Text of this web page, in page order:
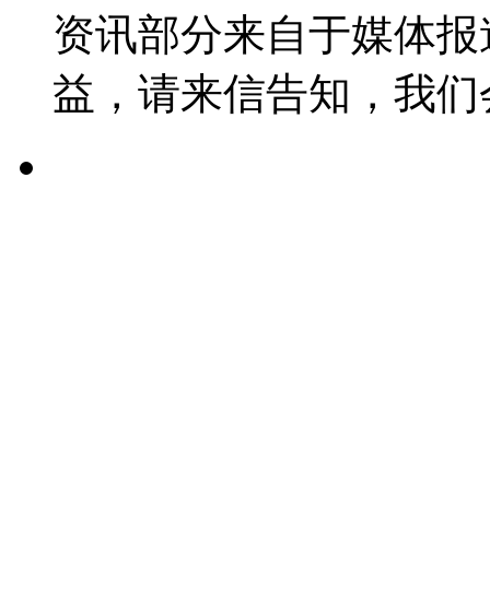
资讯部分来自于媒体
益，请来信告知，我